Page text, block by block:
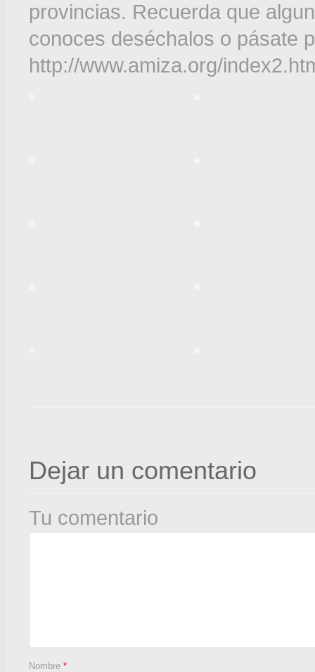
provincias. Recuerda que
conoces deséchalos o pásate
http://www.amiza.org/
Dejar un comentario
Tu comentario
Nombre *